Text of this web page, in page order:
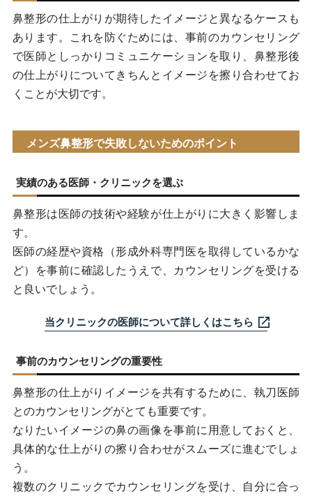
鼻整形の仕上がりが期待したイメージと異なるケースも
あります。これを防ぐためには、事前のカウンセリング
で医師としっかりコミュニケーションを取り、鼻整形後
の仕上がりについてきちんとイメージを擦り合わせてお
くことが大切です。
メンズ鼻整形で失敗しないためのポイント
実績のある医師・クリニックを選ぶ
鼻整形は医師の技術や経験が仕上がりに大きく影響しま
す。
医師の経歴や資格（形成外科専門医を取得しているかな
ど）を事前に確認したうえで、カウンセリングを受ける
と良いでしょう。
当クリニックの医師について詳しくはこちら
事前のカウンセリングの重要性
鼻整形の仕上がりイメージを共有するために、執刀医師
とのカウンセリングがとても重要です。
なりたいイメージの鼻の画像を事前に用意しておくと、
具体的な仕上がりの擦り合わせがスムーズに進むでしょ
う。
複数のクリニックでカウンセリングを受け、自分に合っ